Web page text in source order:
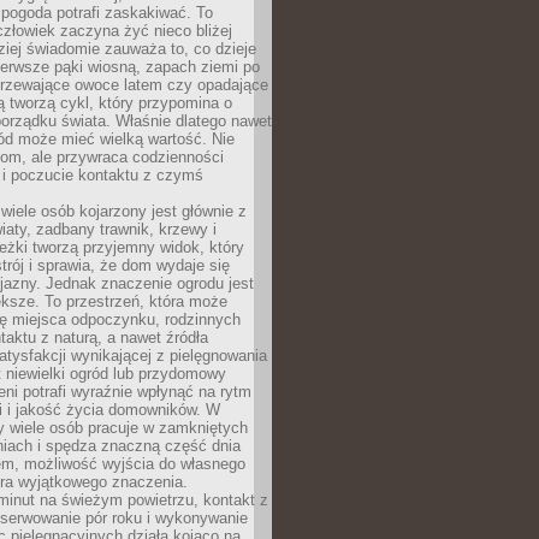
potrafi zaskakiwać. To
zaczyna żyć nieco bliżej
świadomie zauważa to, co dzieje
pąki wiosną, zapach ziemi po
owoce latem czy opadające
tworzą cykl, który przypomina o
świata. Właśnie dlatego nawet
może mieć wielką wartość. Nie
ale przywraca codzienności
poczucie kontaktu z czymś
osób kojarzony jest głównie z
zadbany trawnik, krzewy i
tworzą przyjemny widok, który
i sprawia, że dom wydaje się
Jednak znaczenie ogrodu jest
To przestrzeń, która może
miejsca odpoczynku, rodzinnych
z naturą, a nawet źródła
wynikającej z pielęgnowania
ogród lub przydomowy
potrafi wyraźnie wpłynąć na rytm
i jakość życia domowników. W
wiele osób pracuje w zamkniętych
i spędza znaczną część dnia
możliwość wyjścia do własnego
wyjątkowego znaczenia.
na świeżym powietrzu, kontakt z
pór roku i wykonywanie